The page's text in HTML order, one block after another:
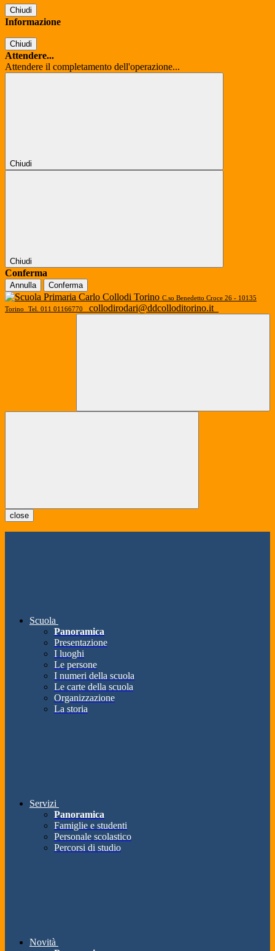
Chiudi
Informazione
Chiudi
Attendere...
Attendere il completamento dell'operazione...
Chiudi
Chiudi
Conferma
Annulla Conferma
C.so Benedetto Croce 26 - 10135
Torino
Tel. 011 01166770 collodirodari@ddcolloditorino.it
close
Scuola
Panoramica
Presentazione
I luoghi
Le persone
I numeri della scuola
Le carte della scuola
Organizzazione
La storia
Servizi
Panoramica
Famiglie e studenti
Personale scolastico
Percorsi di studio
Novità